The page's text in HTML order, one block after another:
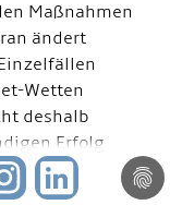
Maßnahmen
ändert
Wetten
deshalb
Erfolg